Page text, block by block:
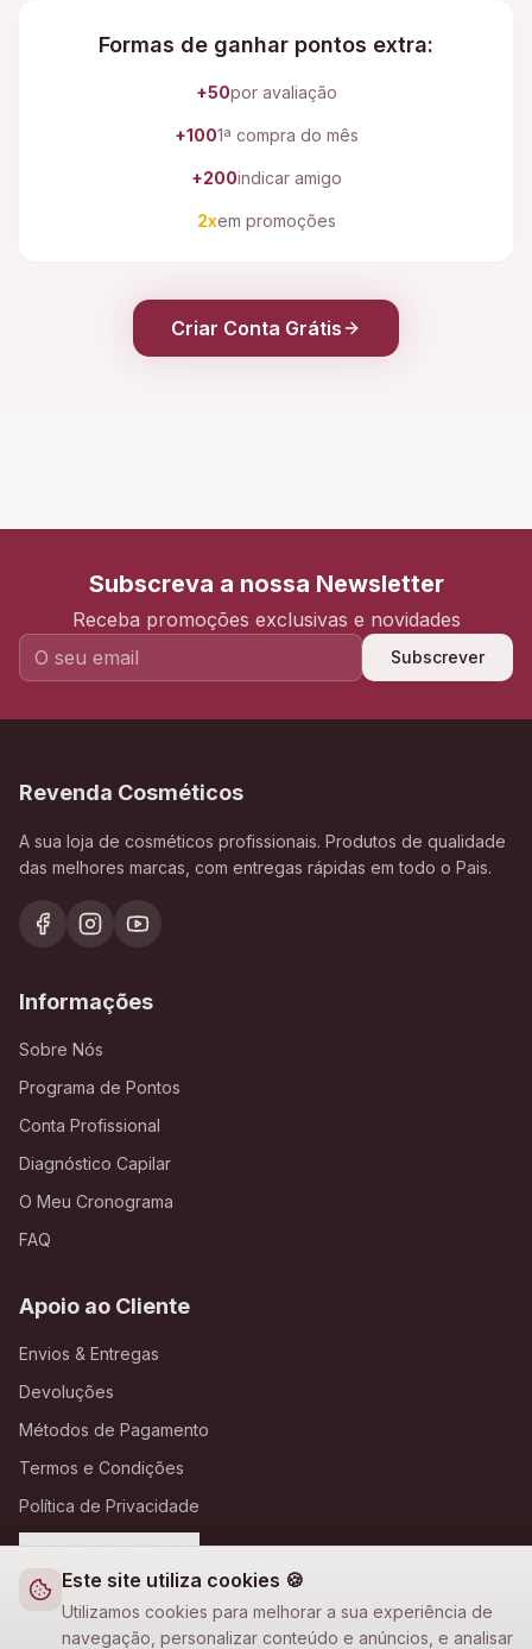
Este site utiliza cookies 🍪
Utilizamos cookies para melhorar a sua experiência de
navegação, personalizar conteúdo e anúncios, e analisar
Formas de ganhar pontos extra:
+50por avaliação
+1001ª compra do mês
+200indicar amigo
2xem promoções
Criar Conta Grátis
Subscreva a nossa Newsletter
Receba promoções exclusivas e novidades
Subscrever
Revenda Cosméticos
A sua loja de cosméticos profissionais. Produtos de qualidade
das melhores marcas, com entregas rápidas em todo o Pais.
Informações
Sobre Nós
Programa de Pontos
Conta Profissional
Diagnóstico Capilar
O Meu Cronograma
FAQ
Apoio ao Cliente
Envios & Entregas
Devoluções
Métodos de Pagamento
Termos e Condições
Política de Privacidade
Definições de Cookies
A Loja Nova